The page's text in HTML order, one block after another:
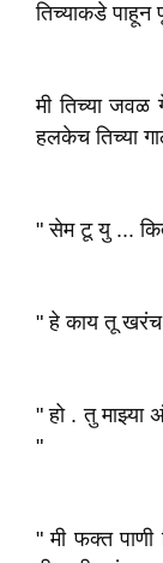
तिच्याकडे पाहून
मी तिच्या
हलकेच तिच्या
" सेम टू यु ...
" हे काय तू खरंच
" हो . तु माझ्या
"
" मी फक्त